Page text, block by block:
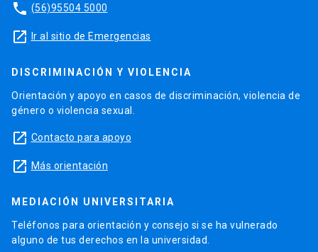
phone (56)95504 5000
launch Ir al sitio de Emergencias
DISCRIMINACIÓN Y VIOLENCIA
Orientación y apoyo en casos de discriminación, violencia de
género o violencia sexual.
launch Contacto para apoyo
launch Más orientación
MEDIACIÓN UNIVERSITARIA
Teléfonos para orientación y consejo si se ha vulnerado
alguno de tus derechos en la universidad.